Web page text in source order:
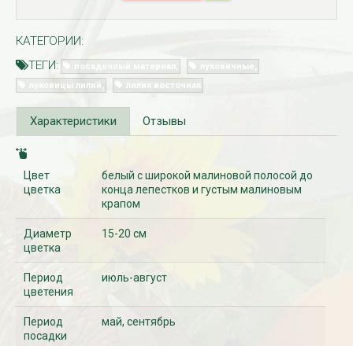
Рассада Незабудка
(Myosotis) в
контейнере p9
340₽
Рассада
карпатский
КАТЕГОРИИ:
ТЕГИ:
посадочный материал
луковичные
луковицы лилий
лилия восточная
Характеристики Отзывы
Цвет
цветка
белый с широкой малиновой полосой до
конца лепестков и густым малиновым
крапом
Диаметр
цветка
15-20 см
Период
цветения
июль-август
Период
посадки
май, сентябрь